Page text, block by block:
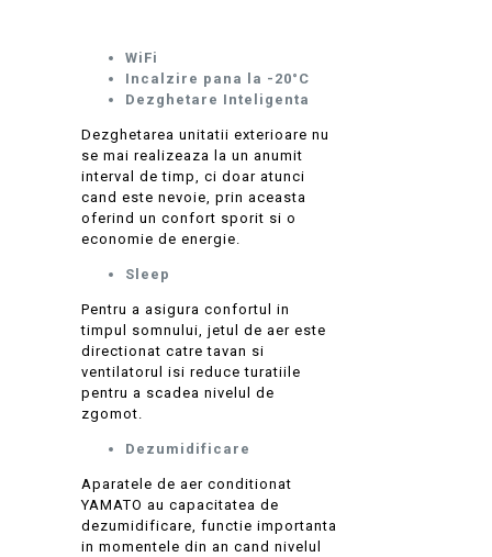
WiFi
Incalzire pana la -20°C
Dezghetare Inteligenta
Dezghetarea unitatii exterioare nu
se mai realizeaza la un anumit
interval de timp, ci doar atunci
cand este nevoie, prin aceasta
oferind un confort sporit si o
economie de energie.
Sleep
Pentru a asigura confortul in
timpul somnului, jetul de aer este
directionat catre tavan si
ventilatorul isi reduce turatiile
pentru a scadea nivelul de
zgomot.
Dezumidificare
Aparatele de aer conditionat
YAMATO au capacitatea de
dezumidificare, functie importanta
in momentele din an cand nivelul